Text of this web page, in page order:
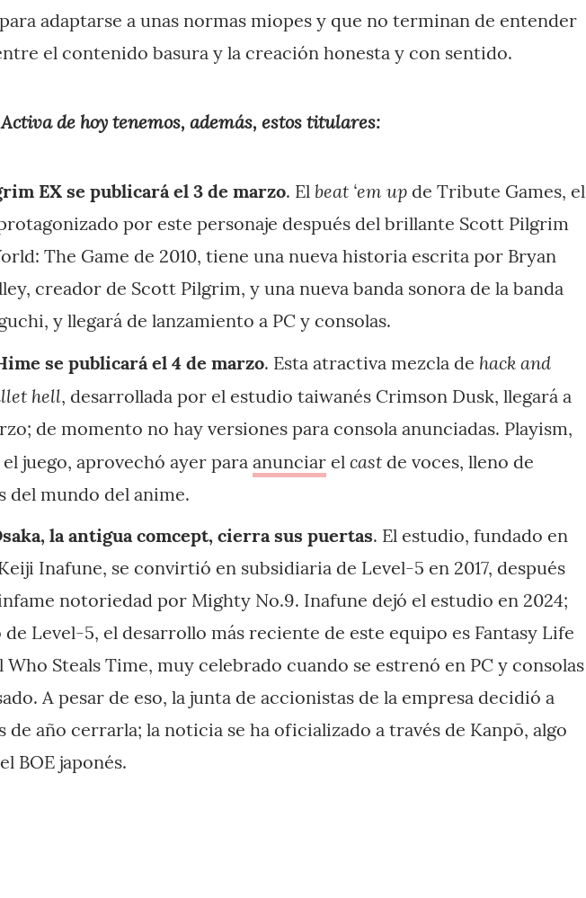
adaptarse a unas normas miopes y que no terminan de entender
el contenido basura y la creación honesta y con sentido.
de hoy tenemos, además, estos titulares:
EX se publicará el 3 de marzo. El beat ‘em up de Tribute Games, el
por este personaje después del brillante Scott Pilgrim
The Game de 2010, tiene una nueva historia escrita por Bryan
creador de Scott Pilgrim, y una nueva banda sonora de la banda
y llegará de lanzamiento a PC y consolas.
se publicará el 4 de marzo. Esta atractiva mezcla de hack and
hell, desarrollada por el estudio taiwanés Crimson Dusk, llegará a
de momento no hay versiones para consola anunciadas. Playism,
juego, aprovechó ayer para anunciar el cast de voces, lleno de
del mundo del anime.
la antigua comcept, cierra sus puertas. El estudio, fundado en
Inafune, se convirtió en subsidiaria de Level-5 en 2017, después
notoriedad por Mighty No.9. Inafune dejó el estudio en 2024;
Level-5, el desarrollo más reciente de este equipo es Fantasy Life
Who Steals Time, muy celebrado cuando se estrenó en PC y consolas
A pesar de eso, la junta de accionistas de la empresa decidió a
año cerrarla; la noticia se ha oficializado a través de Kanpō, algo
BOE japonés.